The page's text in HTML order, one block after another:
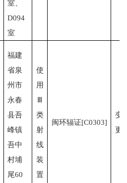
室、
D094
室
福建
省泉
州市
永春
县吾
峰镇
吾中
村埔
尾60
使
用
Ⅲ
类
射
线
装
置
闽环辐证[C0303]
变
更